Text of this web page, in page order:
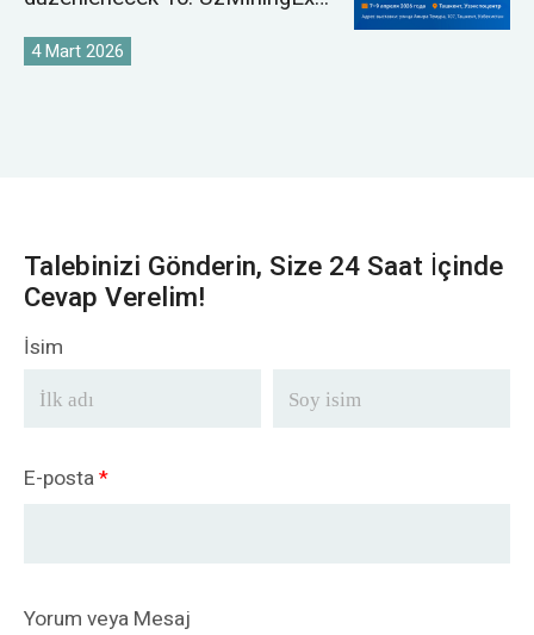
4 Mart 2026
Talebinizi Gönderin, Size 24 Saat İçinde
Cevap Verelim!
İsim
E-posta*
Yorum veya Mesaj